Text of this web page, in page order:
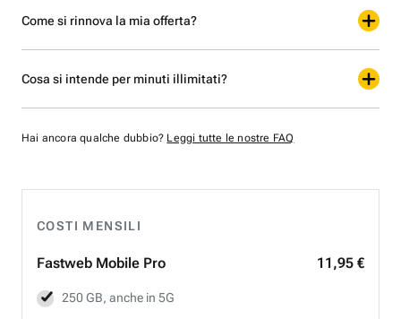
COSTI MENSILI
Fastweb Mobile Pro 11,95 €
250 GB, anche in 5G
Come si rinnova la mia offerta?
Cosa si intende per minuti illimitati?
Hai ancora qualche dubbio? Leggi tutte le nostre FAQ